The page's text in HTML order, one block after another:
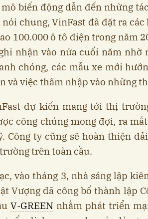
biến động dẫn đến những
chung, VinFast đã đặt ra các
100.000 ô tô điện trong năm
nhận vào nửa cuối năm nhờ
chóng, các mẫu xe mới
và việc thâm nhập vào những
dự kiến mang tới thị
công chúng mong đợi, ra
Công ty cũng sẽ hoàn thiện
trên toàn cầu.
vào tháng 3, nhà sáng lập
Vượng đã công bố thành lập
V-GREEN nhằm phát triển